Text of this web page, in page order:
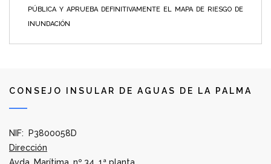
PÚBLICA Y APRUEBA DEFINITIVAMENTE EL MAPA DE RIESGO DE
INUNDACIÓN
CONSEJO INSULAR DE AGUAS DE LA PALMA
NIF: P3800058D
Dirección
Avda. Marítima, nº 34, 1ª planta